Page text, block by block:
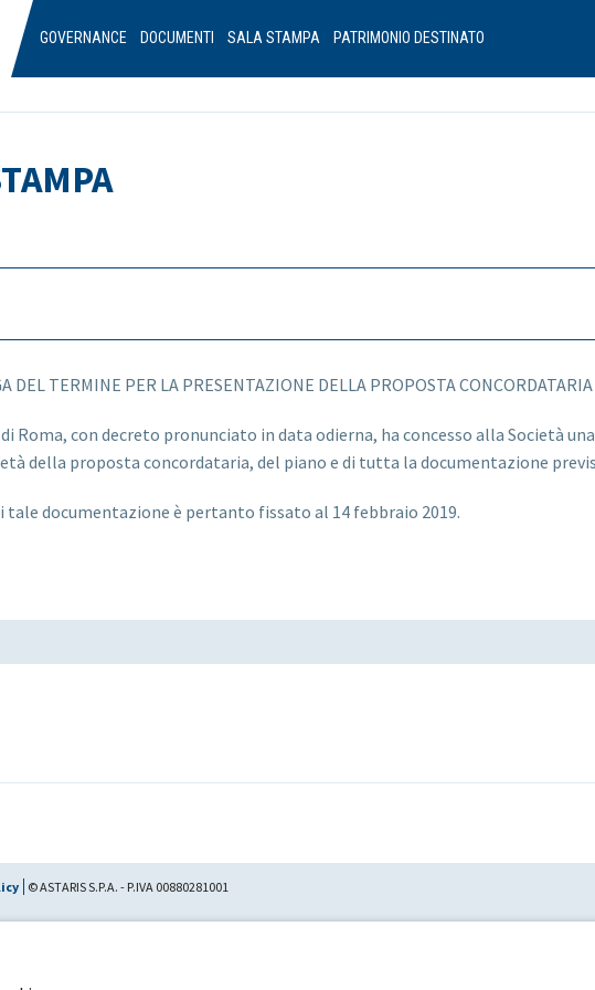
GOVERNANCE DOCUMENTI SALA STAMPA PATRIMONIO DESTINATO
DEL TERMINE PER LA PRESENTAZIONE DELLA PROPOSTA CONCORDATARIA
Roma, con decreto pronunciato in data odierna, ha concesso alla Società
della proposta concordataria, del piano e di tutta la documentazione
documentazione è pertanto fissato al 14 febbraio 2019.
© ASTARIS S.P.A. - P.IVA 00880281001
maggio 2022) l’azionista unico
della Società da Astaldi in